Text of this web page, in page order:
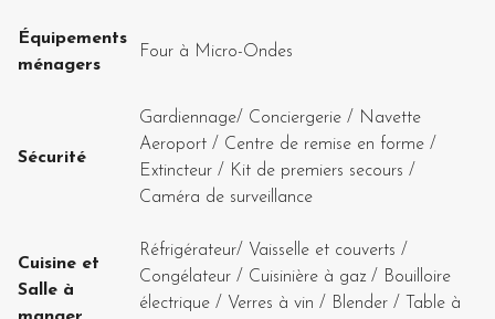
Équipements
ménagers
Four à Micro-Ondes
Sécurité
Gardiennage/ Conciergerie / Navette
Aeroport / Centre de remise en forme /
Extincteur / Kit de premiers secours /
Caméra de surveillance
Cuisine et
Salle à
Réfrigérateur/ Vaisselle et couverts /
Congélateur / Cuisinière à gaz / Bouilloire
électrique / Verres à vin / Blender / Table à